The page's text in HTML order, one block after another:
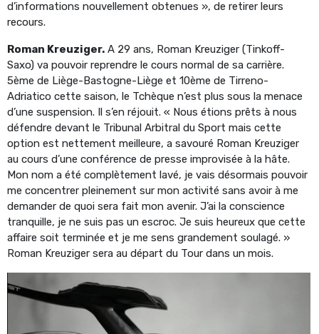
d’informations nouvellement obtenues », de retirer leurs
recours.
Roman Kreuziger. A 29 ans, Roman Kreuziger (Tinkoff-
Saxo) va pouvoir reprendre le cours normal de sa carrière.
5ème de Liège-Bastogne-Liège et 10ème de Tirreno-
Adriatico cette saison, le Tchèque n’est plus sous la menace
d’une suspension. Il s’en réjouit. « Nous étions prêts à nous
défendre devant le Tribunal Arbitral du Sport mais cette
option est nettement meilleure, a savouré Roman Kreuziger
au cours d’une conférence de presse improvisée à la hâte.
Mon nom a été complètement lavé, je vais désormais pouvoir
me concentrer pleinement sur mon activité sans avoir à me
demander de quoi sera fait mon avenir. J’ai la conscience
tranquille, je ne suis pas un escroc. Je suis heureux que cette
affaire soit terminée et je me sens grandement soulagé. »
Roman Kreuziger sera au départ du Tour dans un mois.